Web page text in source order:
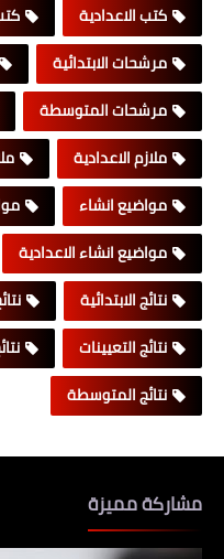
كتب الاعدادية
مرشحات الابتدائية
مرشحات المتوسطة
ملازم الاعدادية
مواضيع انشاء
مواضيع انشاء الاعدادية
نتائج الابتدائية
نتائج التعيينات
نتائج المتوسطة
مشاركة مميزة